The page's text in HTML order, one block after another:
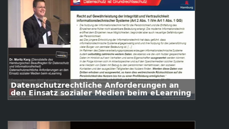
Datenschutzrechtliche Anforderungen an
den Einsatz sozialer Medien beim eLearning